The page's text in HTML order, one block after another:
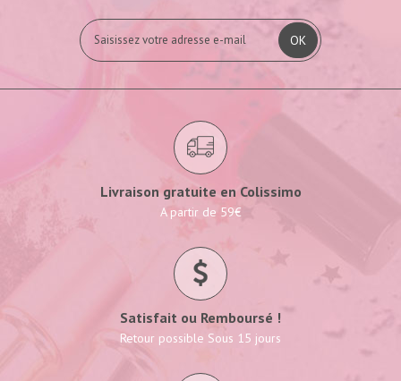
OK
Livraison gratuite en Colissimo
A partir de 59€
Satisfait ou Remboursé !
Retour possible Sous 15 jours